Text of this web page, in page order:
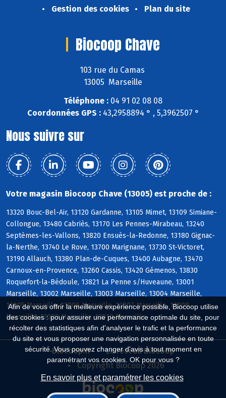
Afin de vous offrir la meilleure expérience possible, Biocoop utilise
des cookies : pour assurer une performance optimale du site, pour
récolter des statistiques afin d'analyser le trafic et la performance
du site et vous proposer une navigation personnalisée en toute
sécurité. Vous pouvez changer d'avis à tout moment en
paramétrant vos cookies. OK pour vous ?
En savoir plus et paramétrer les cookies
Gestion des cookies
Plan du site
Biocoop Chave
103 rue du Camas
13005 Marseille
Téléphone : 04 91 02 08 08
Coordonnées GPS :43,2958894 ° , 5,3962507 °
Nous suivre sur
Votre magasin Biocoop Chave (13005) est proche de :
13320 Bouc-Bel-Air, 13120 Gardanne, 13105 Mimet, 13109 Simiane-
Collongue, 13480 Cabriès, 13170 Les Pennes-Mirabeau, 13240
Septèmes-les-Vallons, 13820 Ensuès-la-Redonne, 13180 Gignac-
la-Nerthe, 13740 Le Rove, 13700 Marignane, 13730 St-Victoret,
13190 Allauch, 13380 Plan-de-Cuques, 13400 Aubagne, 13470
Carnoux-en-Provence, 13260 Cassis, 13420 Gémenos, 13830
Roquefort-la-Bédoule, 13821 La Penne s/Huveaune, 13001
Marseille, 13002 Marseille, 13003 Marseille, 13004 Marseille,
13005 Marseille, 13006 Marseille, 13007 Marseille, 13008
Marseille, 13009 Marseille, 13010 Marseille
Biocoop.fr
Le réseau Biocoop
Copyright Biocoop 2026